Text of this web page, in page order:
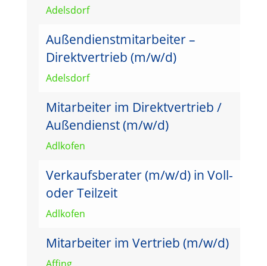
Adelsdorf
Außendienstmitarbeiter –
Direktvertrieb (m/w/d)
Adelsdorf
Mitarbeiter im Direktvertrieb /
Außendienst (m/w/d)
Adlkofen
Verkaufsberater (m/w/d) in Voll-
oder Teilzeit
Adlkofen
Mitarbeiter im Vertrieb (m/w/d)